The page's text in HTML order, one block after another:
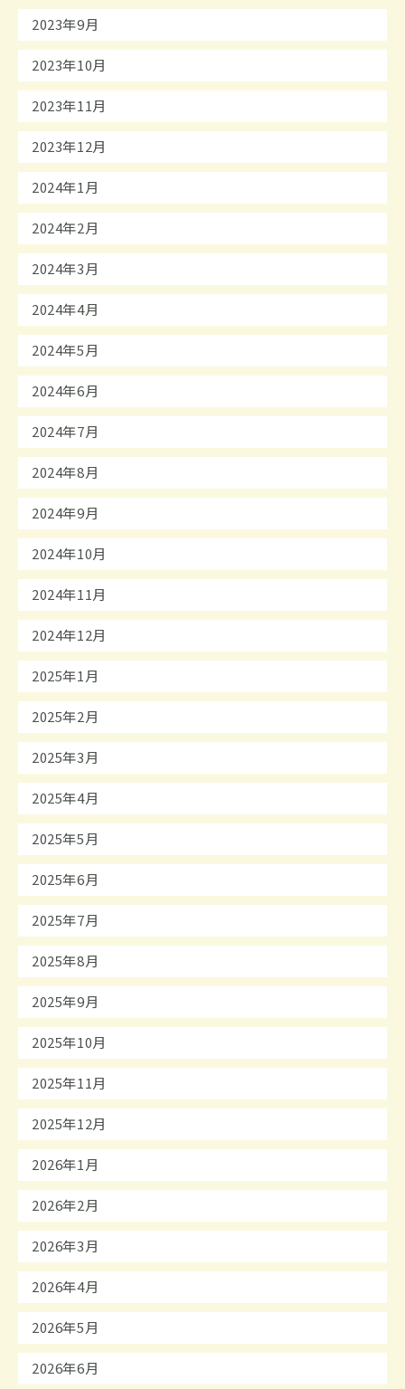
2023年9月
2023年10月
2023年11月
2023年12月
2024年1月
2024年2月
2024年3月
2024年4月
2024年5月
2024年6月
2024年7月
2024年8月
2024年9月
2024年10月
2024年11月
2024年12月
2025年1月
2025年2月
2025年3月
2025年4月
2025年5月
2025年6月
2025年7月
2025年8月
2025年9月
2025年10月
2025年11月
2025年12月
2026年1月
2026年2月
2026年3月
2026年4月
2026年5月
2026年6月